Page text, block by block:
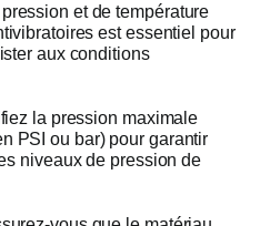
et de température
est essentiel pour
aux conditions
la pression maximale
PSI ou bar) pour garantir
niveaux de pression de